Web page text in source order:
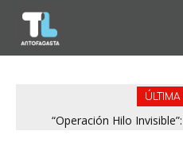
“Operación Hilo